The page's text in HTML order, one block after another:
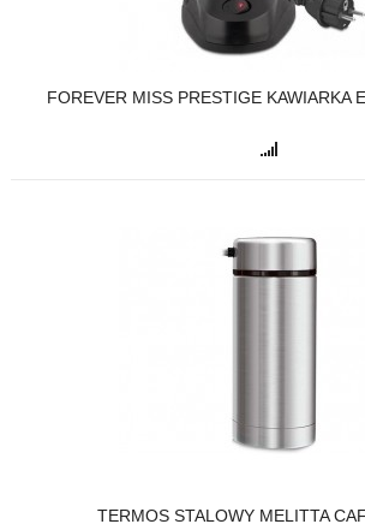
FOREVER MISS PRESTIGE KAWIARKA
TERMOS STALOWY MELITTA